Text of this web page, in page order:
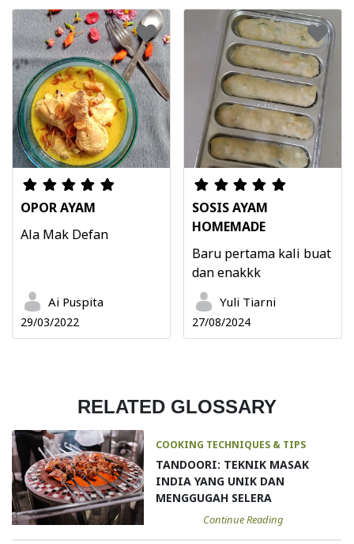
OPOR AYAM
Ala Mak Defan
Ai Puspita
29/03/2022
SOSIS AYAM
HOMEMADE
Baru pertama kali buat
dan enakkk
Yuli Tiarni
27/08/2024
RELATED GLOSSARY
COOKING TECHNIQUES & TIPS
TANDOORI: TEKNIK MASAK
INDIA YANG UNIK DAN
MENGGUGAH SELERA
Continue Reading